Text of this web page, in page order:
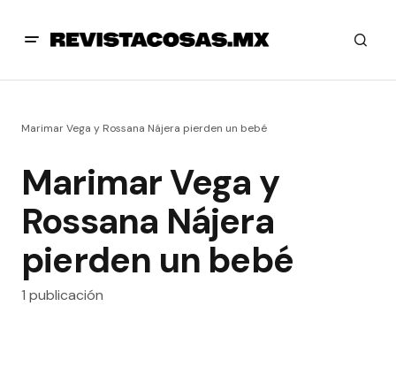
Marimar Vega y Rossana Nájera pierden un bebé
Marimar Vega y
Rossana Nájera
pierden un bebé
1 publicación